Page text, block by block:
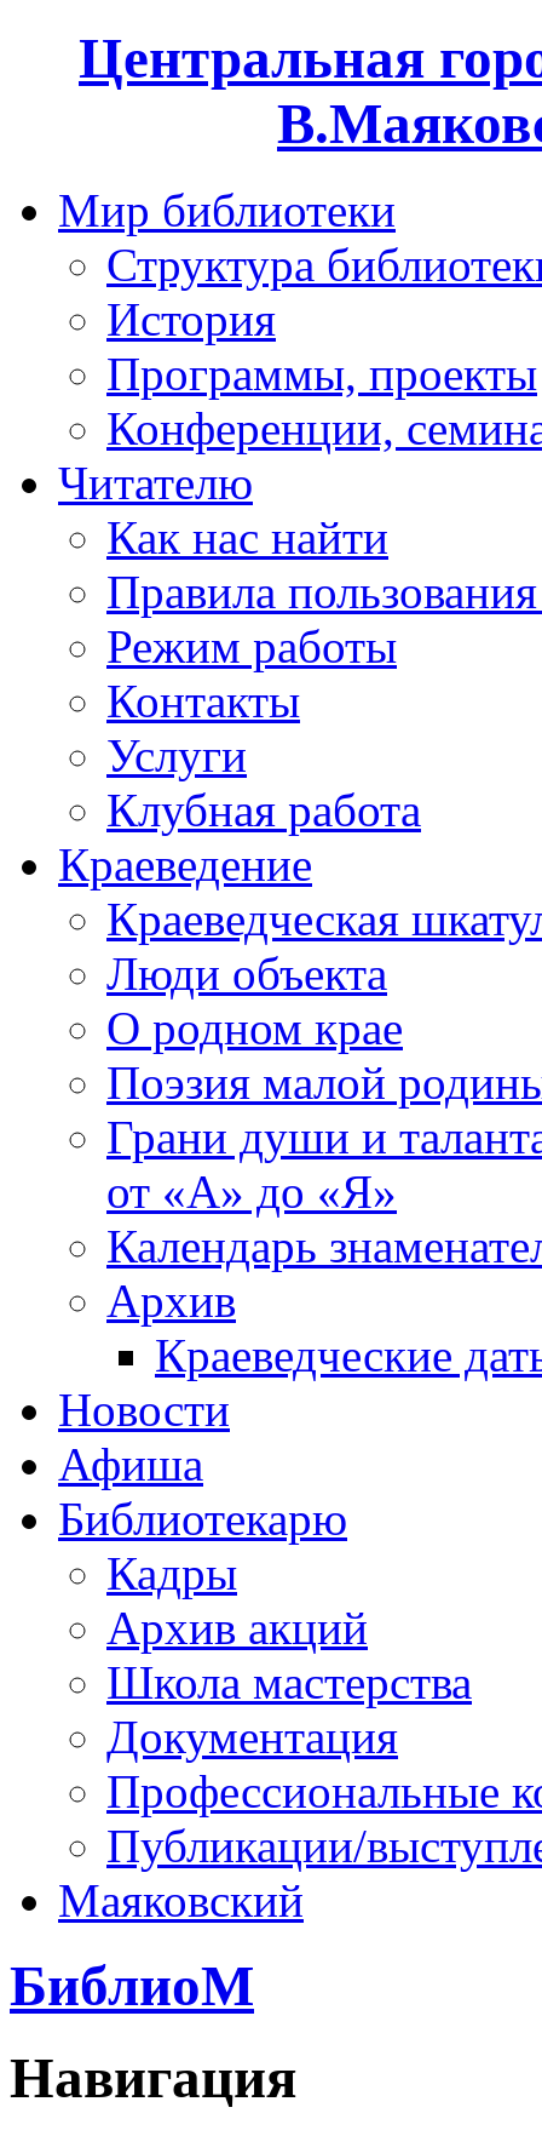
Центральная
Мир библиотеки
Структура
История
Программы, проекты
Конференции,
Читателю
Как нас найти
Правила
Режим работы
Контакты
Услуги
Клубная работа
Краеведение
Краеведческая
Люди объекта
О родном крае
Поэзия малой
Грани души и
от «А» до «Я»
Календарь
Архив
Краеведческие
Новости
Афиша
Библиотекарю
Кадры
Архив акций
Школа мастерства
Документация
Профессиональные
Публикации/
Маяковский
БиблиоМ
Навигация